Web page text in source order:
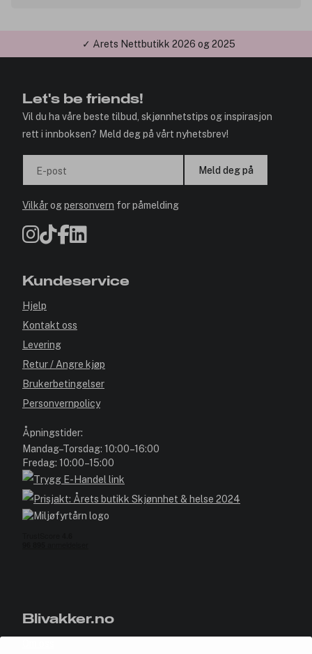
✓ Årets Nettbutikk 2026 og 2025
Let's be friends!
Vil du ha våre beste tilbud, skjønnhetstips og inspirasjon
rett i innboksen? Meld deg på vårt nyhetsbrev!
E-post Meld deg på
Vilkårogpersonvern for påmelding
Kundeservice
Hjelp
Kontakt oss
Levering
Retur / Angre kjøp
Brukerbetingelser
Personvernpolicy
Åpningstider:
Mandag–Torsdag: 10:00–16:00
Fredag: 10:00–15:00
Blivakker.no